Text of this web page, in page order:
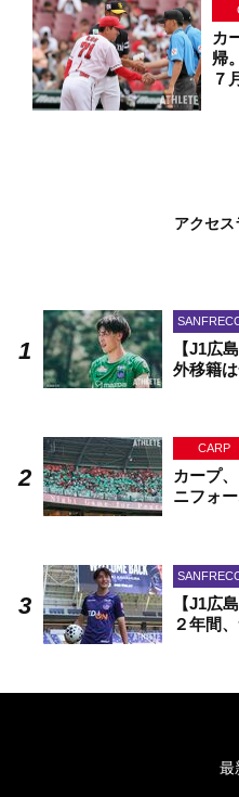
カ
帰
７
アクセ
【J1広
外移籍
CARP
カープ
ニフォ
【J1広
２年間
最